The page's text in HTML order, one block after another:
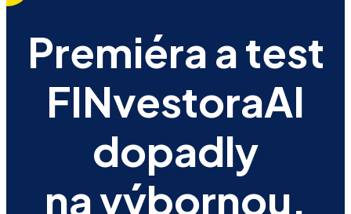
Premiéra a test
FINvestoraAI
dopadly
na výbornou,